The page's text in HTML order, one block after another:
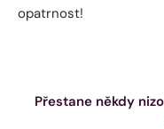
opatrnost!
Přestane někdy